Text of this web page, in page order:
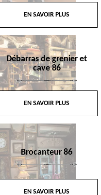
EN SAVOIR PLUS
Débarras de grenier et
cave 86
EN SAVOIR PLUS
Brocanteur 86
EN SAVOIR PLUS